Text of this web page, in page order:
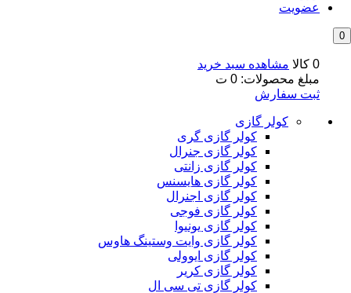
عضویت
0
0 کالا
مشاهده سبد خرید
مبلغ محصولات: 0 ت
ثبت سفارش
کولر گازی
کولر گازی گری
کولر گازی جنرال
کولر گازی زانتی
کولر گازی هایسنس
کولر گازی اجنرال
کولر گازی فوجی
کولر گازی یونیوا
کولر گازی وایت وستینگ هاوس
کولر گازی ایوولی
کولر گازی کریر
کولر گازی تی سی ال